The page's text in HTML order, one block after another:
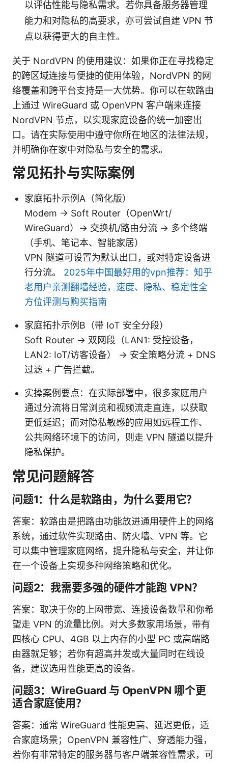
以评估性能与隐私需求。若你具备服务器管理
能力和对隐私的高要求，亦可尝试自建 VPN 节
点以获得更大的自主性。
关于 NordVPN 的使用建议：如果你正在寻找稳定
的跨区域连接与便捷的使用体验，NordVPN 的网
络覆盖和跨平台支持是一大优势。你可以在软路由
上通过 WireGuard 或 OpenVPN 客户端来连接
NordVPN 节点，以实现家庭设备的统一加密出
口。请在实际使用中遵守你所在地区的法律法规，
并明确你在家中对隐私与安全的需求。
常见拓扑与实际案例
家庭拓扑示例A（简化版）
Modem → Soft Router（OpenWrt/
WireGuard）→ 交换机/路由分流 → 多个终端
（手机、笔记本、智能家居）
VPN 隧道可设置为默认出口，或对特定设备进
行分流。 2025年中国最好用的vpn推荐：知乎
老用户亲测翻墙经验，速度、隐私、稳定性全
方位评测与购买指南
家庭拓扑示例B（带 IoT 安全分段）
Soft Router → 双网段（LAN1: 受控设备，
LAN2: IoT/访客设备） → 安全策略分流 + DNS
过滤 + 广告拦截。
实操案例要点：在实际部署中，很多家庭用户
通过分流将日常浏览和视频流走直连，以获取
更低延迟；而对隐私敏感的应用如远程工作、
公共网络环境下的访问，则走 VPN 隧道以提升
隐私保护。
常见问题解答
问题1：什么是软路由，为什么要用它？
答案：软路由是把路由功能放进通用硬件上的网络
系统，通过软件实现路由、防火墙、VPN 等。它
可以集中管理家庭网络，提升隐私与安全，并让你
在一个设备上实现多种网络策略和优化。
问题2：我需要多强的硬件才能跑 VPN？
答案：取决于你的上网带宽、连接设备数量和你希
望走 VPN 的流量比例。对大多数家用场景，带有
四核心 CPU、4GB 以上内存的小型 PC 或高端路
由器就足够；若你有超高并发或大量同时在线设
备，建议选用性能更高的设备。
问题3：WireGuard 与 OpenVPN 哪个更
适合家庭使用？
答案：通常 WireGuard 性能更高、延迟更低，适
合家庭场景；OpenVPN 兼容性广、穿透能力强，
若你有非常特定的服务器与客户端兼容性需求，可